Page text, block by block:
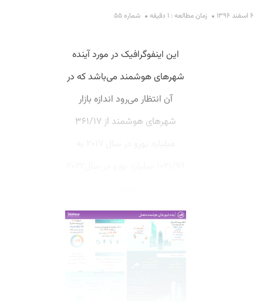
۶ اسفند ۱۳۹۶ زمان مطالعه : ۱ دقیقه شماره ۵۵
این اینفوگرافیک در مورد آینده
شهر‌های هوشمند‌ می‌باشد که در
آن انتظار می‌رود اندازه بازار
شهر‌های هوشمند از ۳۶۱/۱۷